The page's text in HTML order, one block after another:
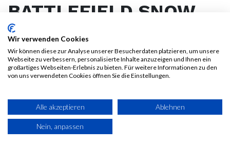
BATTLEFIELD SNOW
6,00€ Alle Preise inkl. MwSt.
Versandkosten
IN DEN WARENKORB
Wir verwenden Cookies
Wir können diese zur Analyse unserer Besucherdaten platzieren, um unsere
Webseite zu verbessern, personalisierte Inhalte anzuzeigen und Ihnen ein
großartiges Webseiten-Erlebnis zu bieten. Für weitere Informationen zu den
von uns verwendeten Cookies öffnen Sie die Einstellungen.
Alle akzeptieren Ablehnen
Nein, anpassen